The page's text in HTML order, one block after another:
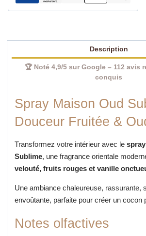
Description
🏆 Noté 4,9/5 sur Google – 112 avis
conquis
Spray Maison Oud
Douceur Fruitée &
Transformez votre intérieur avec le
Sublime, une fragrance orientale
velouté, fruits rouges et vanille
Une ambiance chaleureuse, rassurante,
envoûtante, parfaite pour créer un cocon
Notes olfactives